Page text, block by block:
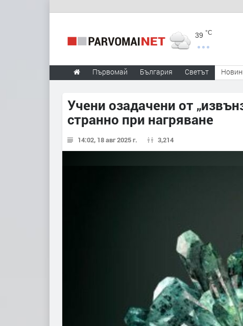
39 °C
Първомай България Светът
Учени озадачени от
странно при нагряване
14:02, 18 авг 2025 г. 3,214